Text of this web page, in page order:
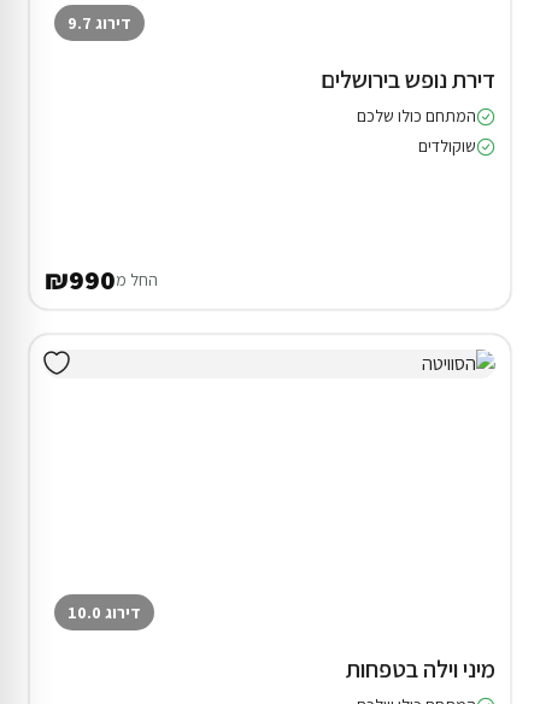
דירוג 9.7
דירת נופש בירושלים
המתחם כולו שלכם
שוקולדים
החל מ₪990
דירוג 10.0
מיני וילה בטפחות